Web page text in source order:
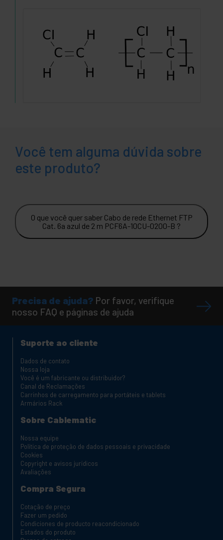
Você tem alguma dúvida sobre
este produto?
O que você quer saber Cabo de rede Ethernet FTP
Cat. 6a azul de 2 m PCF6A-10CU-0200-B ?
Precisa de ajuda? Por favor, verifique
nosso FAQ e páginas de ajuda
Suporte ao cliente
Dados de contato
Nossa loja
Você é um fabricante ou distribuidor?
Canal de Reclamações
Carrinhos de carregamento para portáteis e tablets
Armários Rack
Sobre Cablematic
Nossa equipe
Política de proteção de dados pessoais e privacidade
Cookies
Copyright e avisos jurídicos
Avaliações
Compra Segura
Cotação de preço
Fazer um pedido
Condiciones de producto reacondicionado
Estados do produto